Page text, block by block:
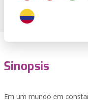
Sinopsis
Em um mundo em